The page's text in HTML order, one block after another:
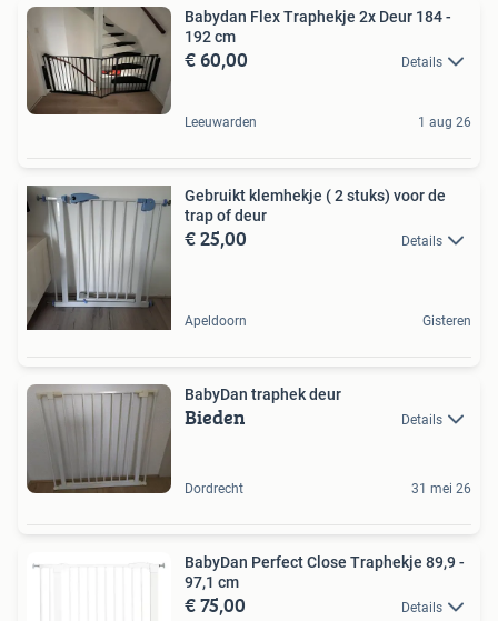
Babydan Flex Traphekje 2x Deur 184 -
192 cm
€ 60,00 Details
Leeuwarden 1 aug 26
Gebruikt klemhekje ( 2 stuks) voor de
trap of deur
€ 25,00 Details
Apeldoorn Gisteren
BabyDan traphek deur
Bieden Details
Dordrecht 31 mei 26
BabyDan Perfect Close Traphekje 89,9 -
97,1 cm
€ 75,00 Details